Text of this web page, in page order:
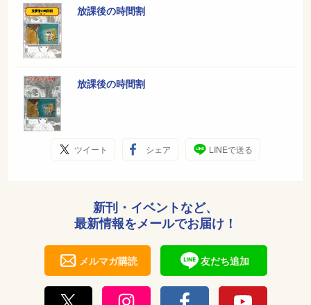
放課後の時間割
放課後の時間割
ツイート シェア LINEで送る
新刊・イベントなど、
最新情報をメールでお届け！
メルマガ購読 友だち追加